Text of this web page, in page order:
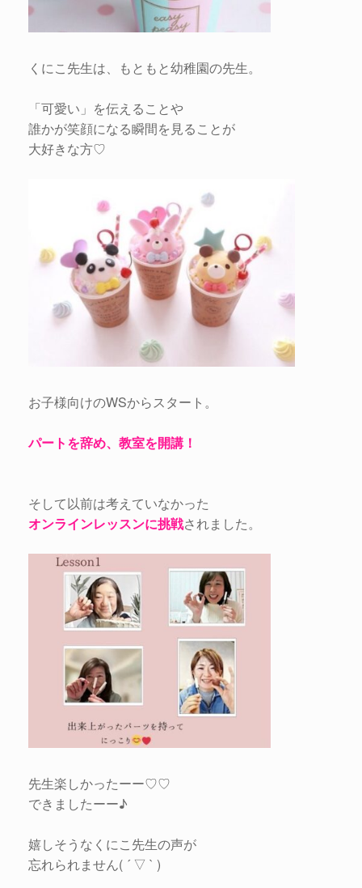
くにこ先生は、もともと幼稚園の先生。
「可愛い」を伝えることや
誰かが笑顔になる瞬間を見ることが
大好きな方♡
お子様向けのWSからスタート。
パートを辞め、教室を開講！
そして以前は考えていなかった
オンラインレッスンに挑戦されました。
先生楽しかったーー♡♡
できましたーー♪
嬉しそうなくにこ先生の声が
忘れられません( ´ ▽ ` )